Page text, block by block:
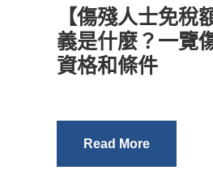
【傷殘人士免稅
義是什麼？一覽
資格和條件
Read More